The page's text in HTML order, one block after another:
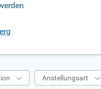
Anstellungsart